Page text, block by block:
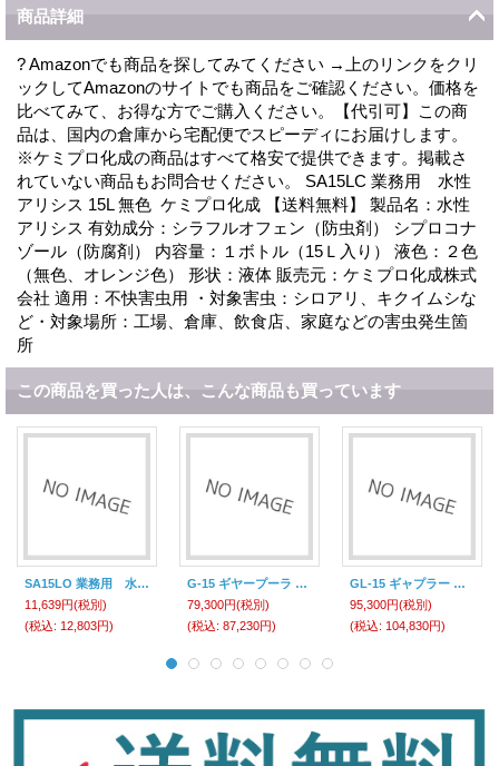
商品詳細
? Amazonでも商品を探してみてください →上のリンクをクリ
ックしてAmazonのサイトでも商品をご確認ください。価格を
比べてみて、お得な方でご購入ください。【代引可】この商
品は、国内の倉庫から宅配便でスピーディにお届けします。
※ケミプロ化成の商品はすべて格安で提供できます。掲載さ
れていない商品もお問合せください。 SA15LC 業務用 水性
アリシス 15L 無色 ケミプロ化成 【送料無料】 製品名：水性
アリシス 有効成分：シラフルオフェン（防虫剤） シプロコナ
ゾール（防腐剤） 内容量：１ボトル（15Ｌ入り） 液色：２色
（無色、オレンジ色） 形状：液体 販売元：ケミプロ化成株式
会社 適用：不快害虫用 ・対象害虫：シロアリ、キクイムシな
ど・対象場所：工場、倉庫、飲食店、家庭などの害虫発生箇
所
この商品を買った人は、こんな商品も買っています
SA15LO 業務用 水性アリシス 15L オレンジ ケミプロ化成 【送料無料】【激安】【セール】
11,639円(税別)
(税込: 12,803円)
G-15 ギヤープーラ Ｇ－１５ スーパーツール SUPERTOOL 【送料無料】【激安】【セール】
79,300円(税別)
(税込: 87,230円)
GL-15 ギャプラー ＧＬ－１５ スーパーツール SUPERTOOL 【送料無料】【激安】【セール】
95,300円(税別)
(税込: 104,830円)